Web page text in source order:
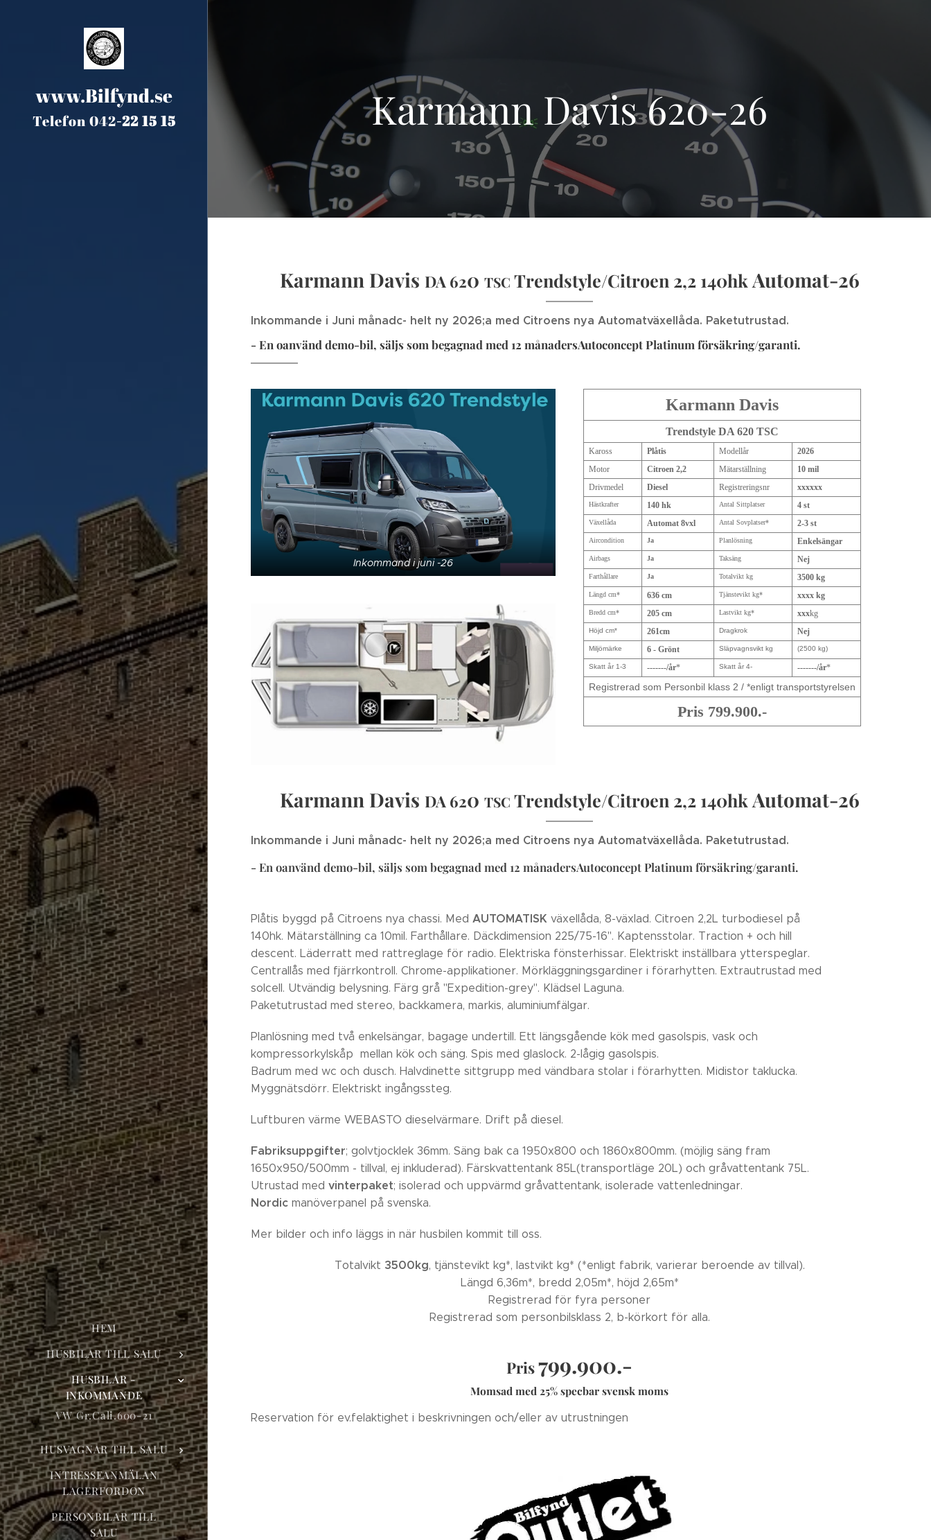
www.Bilfynd.se
Telefon 042-22 15 15
HEM
HUSBILAR TILL SALU
HUSBILAR -
INKOMMANDE
VW Gr.Cali.600-21
HUSVAGNAR TILL SALU
INTRESSEANMÄLAN
LAGERFORDON
PERSONBILAR TILL
SALU
Karmann Davis 620-26
Karmann Davis DA 620 TSC Trendstyle/Citroen 2,2 140hk Automat-26
Inkommande i Juni månadc- helt ny 2026;a med Citroens nya Automatväxellåda. Paketutrustad.
- En oanvänd demo-bil, säljs som begagnad med 12 månadersAutoconcept Platinum försäkring/garanti.
Inkommand i juni -26
Karmann Davis
Trendstyle DA 620 TSC
Kaross Plåtis Modellår
2026
Motor
Citroen 2,2 Mätarställning
10 mil
Drivmedel
Diesel Registreringsnr xxxxxx
Hästkrafter 140 hk Antal Sittplatser 4 st
Växellåda Automat 8vxl Antal Sovplatser* 2-3 st
Aircondition Ja Planlösning Enkelsängar
Airbags Ja Taksäng Nej
Farthållare Ja Totalvikt kg 3500 kg
Längd cm* 636 cm Tjänstevikt kg* xxxx kg
Bredd cm* 205 cm Lastvikt kg* xxxkg
Höjd cm* 261cm Dragkrok Nej
Miljömärke 6 - Grönt Släpvagnsvikt kg (2500 kg)
Skatt år 1-3 -------/år* Skatt år 4- -------/år*
Registrerad som Personbil klass 2 / *enligt transportstyrelsen
Pris 799.900.-
Karmann Davis DA 620 TSC Trendstyle/Citroen 2,2 140hk Automat-26
Inkommande i Juni månadc- helt ny 2026;a med Citroens nya Automatväxellåda. Paketutrustad.
- En oanvänd demo-bil, säljs som begagnad med 12 månadersAutoconcept Platinum försäkring/garanti.
Plåtis byggd på Citroens nya chassi. Med AUTOMATISK växellåda, 8-växlad. Citroen 2,2L turbodiesel på
140hk. Mätarställning ca 10mil. Farthållare. Däckdimension 225/75-16". Kaptensstolar. Traction + och hill
descent. Läderratt med rattreglage för radio. Elektriska fönsterhissar. Elektriskt inställbara ytterspeglar.
Centrallås med fjärrkontroll. Chrome-applikationer. Mörkläggningsgardiner i förarhytten. Extrautrustad med
solcell. Utvändig belysning. Färg grå "Expedition-grey". Klädsel Laguna.
Paketutrustad med stereo, backkamera, markis, aluminiumfälgar.
Planlösning med två enkelsängar, bagage undertill. Ett längsgående kök med gasolspis, vask och
kompressorkylskåp mellan kök och säng. Spis med glaslock. 2-lågig gasolspis.
Badrum med wc och dusch. Halvdinette sittgrupp med vändbara stolar i förarhytten. Midistor taklucka.
Myggnätsdörr. Elektriskt ingångssteg.
Luftburen värme WEBASTO dieselvärmare. Drift på diesel.
Fabriksuppgifter; golvtjocklek 36mm. Säng bak ca 1950x800 och 1860x800mm. (möjlig säng fram
1650x950/500mm - tillval, ej inkluderad). Färskvattentank 85L(transportläge 20L) och gråvattentank 75L.
Utrustad med vinterpaket; isolerad och uppvärmd gråvattentank, isolerade vattenledningar.
Nordic manöverpanel på svenska.
Mer bilder och info läggs in när husbilen kommit till oss.
Totalvikt 3500kg, tjänstevikt kg*, lastvikt kg* (*enligt fabrik, varierar beroende av tillval).
Längd 6,36m*, bredd 2,05m*, höjd 2,65m*
Registrerad för fyra personer
Registrerad som personbilsklass 2, b-körkort för alla.
Pris799.900.-
Momsad med 25% specbar svensk moms
Reservation för ev.felaktighet i beskrivningen och/eller av utrustningen